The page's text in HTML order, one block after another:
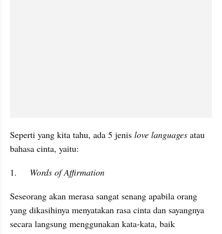
Seperti yang kita tahu, ada 5 jenis love languages atau
bahasa cinta, yaitu:
Words of Affirmation
Seseorang akan merasa sangat senang apabila orang
yang dikasihinya menyatakan rasa cinta dan sayangnya
secara langsung menggunakan kata-kata, baik